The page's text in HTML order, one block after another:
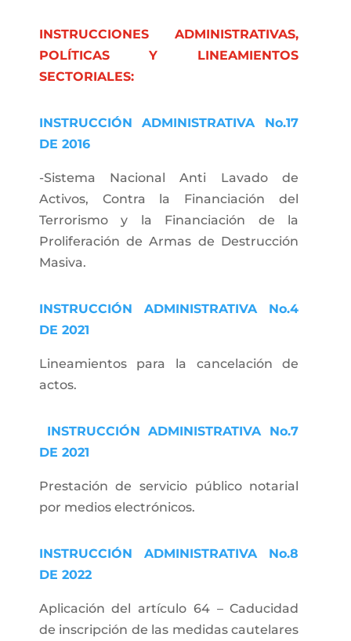
INSTRUCCIONES ADMINISTRATIVAS,
POLÍTICAS Y LINEAMIENTOS
SECTORIALES:
INSTRUCCIÓN ADMINISTRATIVA No.17
DE 2016
-Sistema Nacional Anti Lavado de
Activos, Contra la Financiación del
Terrorismo y la Financiación de la
Proliferación de Armas de Destrucción
Masiva.
INSTRUCCIÓN ADMINISTRATIVA No.4
DE 2021
Lineamientos para la cancelación de
actos.
INSTRUCCIÓN ADMINISTRATIVA No.7
DE 2021
Prestación de servicio público notarial
por medios electrónicos.
INSTRUCCIÓN ADMINISTRATIVA No.8
DE 2022
Aplicación del artículo 64 – Caducidad
de inscripción de las medidas cautelares